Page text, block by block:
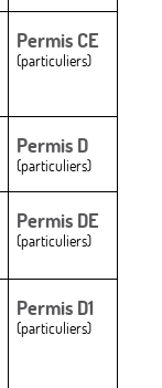
Permis CE
(particuliers)
Permis D
(particuliers)
Permis DE
(particuliers)
Permis D1
(particuliers)